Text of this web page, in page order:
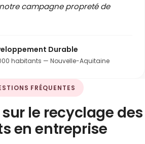
campagne propreté de
Durable
habitants — Nouvelle-Aquitaine
FRÉQUENTES
le recyclage des
en entreprise